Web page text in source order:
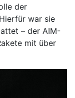
der
war sie
– der AIM-
mit über